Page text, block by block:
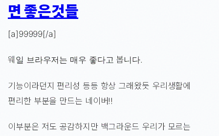
면 좋은것들
[a]99999[/a]
웨일 브라우저는 매우 좋다고 봅니다.
기능이라던지 편리성 등등 항상 그래왔듯 우리생활에
편리한 부분을 만드는 네이버!!
이부분은 저도 공감하지만 백그라운드 우리가 모르는